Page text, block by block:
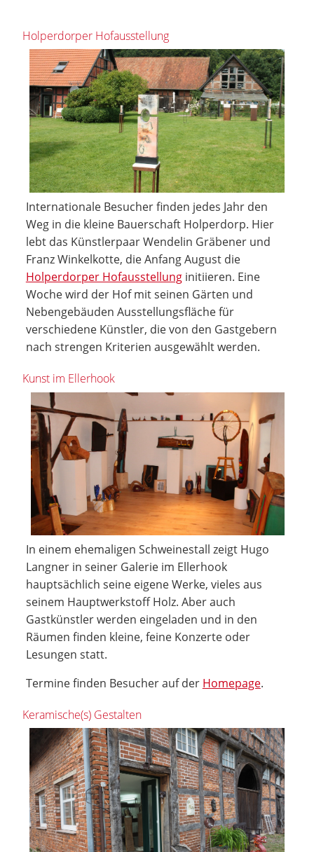
Holperdorper Hofausstellung
Internationale Besucher finden jedes Jahr den
Weg in die kleine Bauerschaft Holperdorp. Hier
lebt das Künstlerpaar Wendelin Gräbener und
Franz Winkelkotte, die Anfang August die
Holperdorper Hofausstellunginitiieren. Eine
Woche wird der Hof mit seinen Gärten und
Nebengebäuden Ausstellungsfläche für
verschiedene Künstler, die von den Gastgebern
nach strengen Kriterien ausgewählt werden.
Kunst im Ellerhook
In einem ehemaligen Schweinestall zeigt Hugo
Langner in seiner Galerie im Ellerhook
hauptsächlich seine eigene Werke, vieles aus
seinem Hauptwerkstoff Holz. Aber auch
Gastkünstler werden eingeladen und in den
Räumen finden kleine, feine Konzerte oder
Lesungen statt.
Termine finden Besucher auf der Homepage.
Keramische(s) Gestalten